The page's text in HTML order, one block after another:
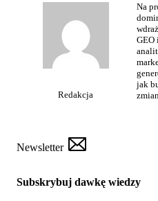
Redakcja
Na
GEO
jak
Newsletter
Subskrybuj dawkę wiedzy